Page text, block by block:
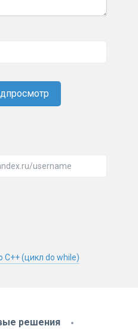
C++ (цикл do while)
решения